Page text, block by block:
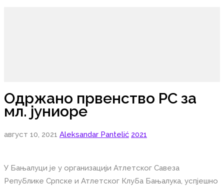
Одржано првенство РС за
мл. јуниоре
август 10, 2021 Aleksandar Pantelić 2021
У Бањалуци је у организацији Атлетског Савеза
Републике Српске и Атлетског Клуба Бањалука, успјешно